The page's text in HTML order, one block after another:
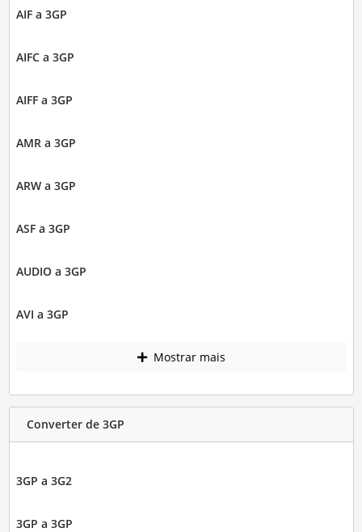
AIF a 3GP
AIFC a 3GP
AIFF a 3GP
AMR a 3GP
ARW a 3GP
ASF a 3GP
AUDIO a 3GP
AVI a 3GP
Mostrar mais
Converter de 3GP
3GP a 3G2
3GP a 3GP